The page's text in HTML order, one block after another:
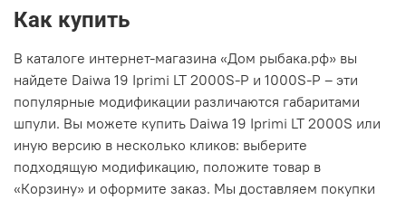
Как купить
В каталоге интернет-магазина «Дом рыбака.рф» вы
найдете Daiwa 19 Iprimi LT 2000S-P и 1000S-P – эти
популярные модификации различаются габаритами
шпули. Вы можете купить Daiwa 19 Iprimi LT 2000S или
иную версию в несколько кликов: выберите
подходящую модификацию, положите товар в
«Корзину» и оформите заказ. Мы доставляем покупки